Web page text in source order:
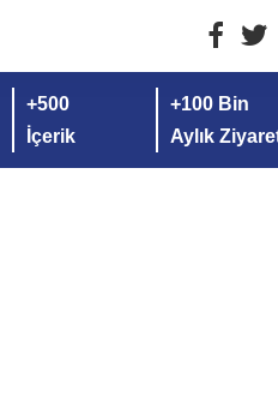
+500
İçerik
+100 Bin
Aylık